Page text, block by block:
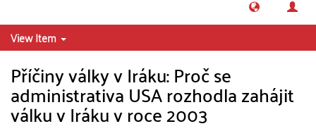
View Item
Příčiny války v Iráku: Proč se
administrativa USA rozhodla zahájit
válku v Iráku v roce 2003